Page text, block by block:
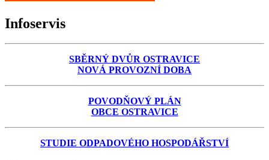
Infoservis
SBĚRNÝ DVŮR OSTRAVICE
NOVÁ PROVOZNÍ DOBA
POVODŇOVÝ PLÁN
OBCE OSTRAVICE
STUDIE ODPADOVÉHO HOSPODÁŘSTVÍ